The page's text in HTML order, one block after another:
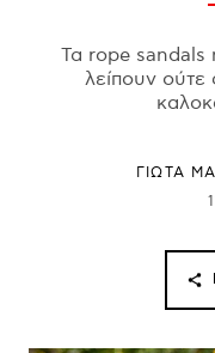
Τα rope sandals
λείπουν
ΓΙΩΤΑ